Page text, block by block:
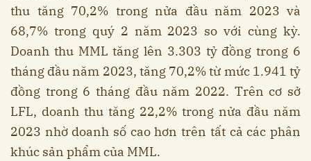
thu tăng 70,2% trong nửa đầu năm 2023 và
68,7% trong quý 2 năm 2023 so với cùng kỳ.
Doanh thu MML tăng lên 3.303 tỷ đồng trong 6
tháng đầu năm 2023, tăng 70,2% từ mức 1.941 tỷ
đồng trong 6 tháng đầu năm 2022. Trên cơ sở
LFL, doanh thu tăng 22,2% trong nửa đầu năm
2023 nhờ doanh số cao hơn trên tất cả các phân
khúc sản phẩm của MML.